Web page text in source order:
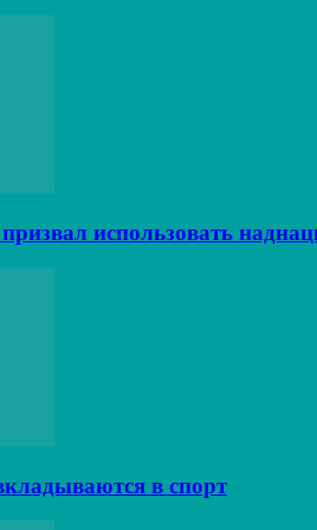
использовать
в спорт